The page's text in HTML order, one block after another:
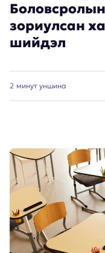
зориулсан
шийдэл
2 минут уншина